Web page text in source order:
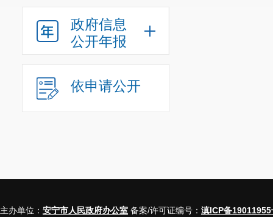
政府信息
公开年报
依申请公开
主办单位： 安宁市人民政府办公室 备案/许可证编号： 滇ICP备